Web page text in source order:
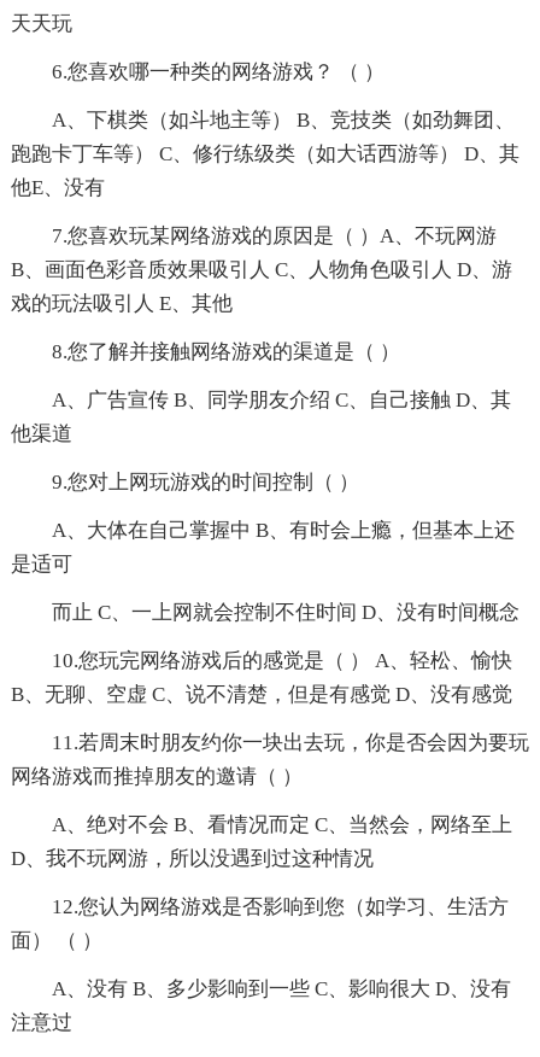
天天玩
6.您喜欢哪一种类的网络游戏？ （ ）
A、下棋类（如斗地主等） B、竞技类（如劲舞团、
跑跑卡丁车等） C、修行练级类（如大话西游等） D、其
他E、没有
7.您喜欢玩某网络游戏的原因是（ ）A、不玩网游
B、画面色彩音质效果吸引人 C、人物角色吸引人 D、游
戏的玩法吸引人 E、其他
8.您了解并接触网络游戏的渠道是（ ）
A、广告宣传 B、同学朋友介绍 C、自己接触 D、其
他渠道
9.您对上网玩游戏的时间控制（ ）
A、大体在自己掌握中 B、有时会上瘾，但基本上还
是适可
而止 C、一上网就会控制不住时间 D、没有时间概念
10.您玩完网络游戏后的感觉是（ ） A、轻松、愉快
B、无聊、空虚 C、说不清楚，但是有感觉 D、没有感觉
11.若周末时朋友约你一块出去玩，你是否会因为要玩
网络游戏而推掉朋友的邀请（ ）
A、绝对不会 B、看情况而定 C、当然会，网络至上
D、我不玩网游，所以没遇到过这种情况
12.您认为网络游戏是否影响到您（如学习、生活方
面） （ ）
A、没有 B、多少影响到一些 C、影响很大 D、没有
注意过